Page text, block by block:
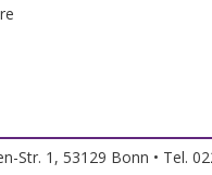
Str. 1, 53129 Bonn • Tel.